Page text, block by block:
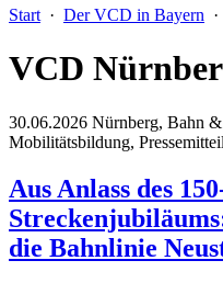
Start · Der VCD in Bayern ·
VCD
30.06.2026 Nürnberg, Bahn
Mobilitätsbildung,
Aus Anlass des
die Bahnlinie